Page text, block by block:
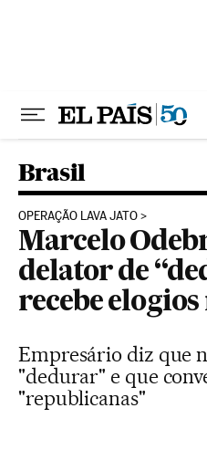
Brasil
OPERAÇÃO LAVA JATO
Marcelo
delator de
recebe elogios
Empresário diz que
"dedurar" e que
"republicanas"